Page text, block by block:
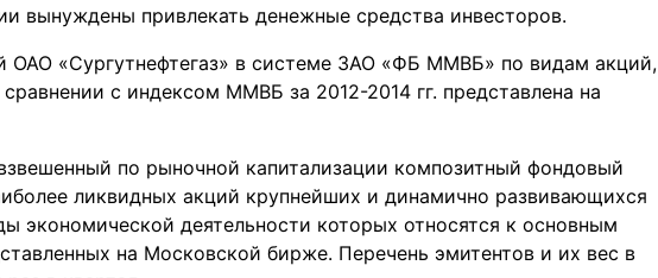
вынуждены привлекать денежные средства инвесторов.
ОАО «Сургутнефтегаз» в системе ЗАО «ФБ ММВБ» по видам акций,
с индексом ММВБ за 2012-2014 гг. представлена на
по рыночной капитализации композитный фондовый
ликвидных акций крупнейших и динамично развивающихся
экономической деятельности которых относятся к основным
на Московской бирже. Перечень эмитентов и их вес в